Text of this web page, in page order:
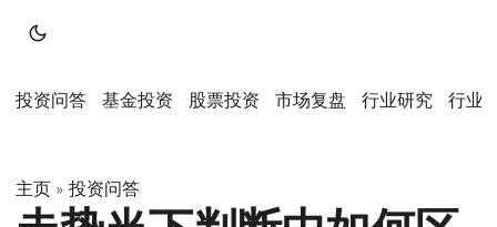
投资问答 基金投资 股票投资 市场复盘 行业研究 行业
主页 » 投资问答